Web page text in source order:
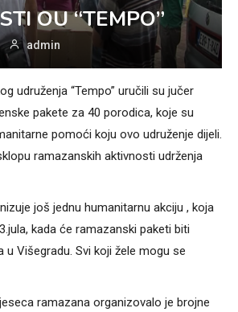
OU “TEMPO”
admin
udruženja “Tempo” uručili su jučer
pakete za 40 porodica, koje su
pomoći koju ovo udruženje dijeli.
ramazanskih aktivnosti udrženja
još jednu humanitarnu akciju , koja
kada će ramazanski paketi biti
u Višegradu. Svi koji žele mogu se
ramazana organizovalo je brojne